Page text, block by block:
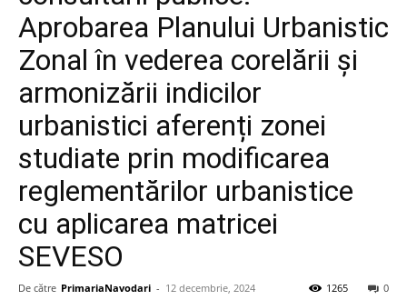
Aprobarea Planului Urbanistic
Zonal în vederea corelării și
armonizării indicilor
urbanistici aferenți zonei
studiate prin modificarea
reglementărilor urbanistice
cu aplicarea matricei
SEVESO
De către PrimariaNavodari - 12 decembrie, 2024 0
1265